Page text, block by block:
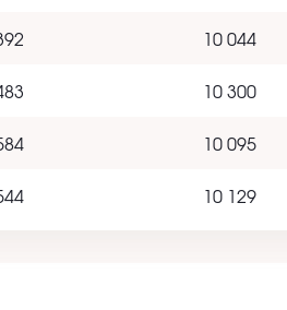
10 044
10 300
10 095
10 129